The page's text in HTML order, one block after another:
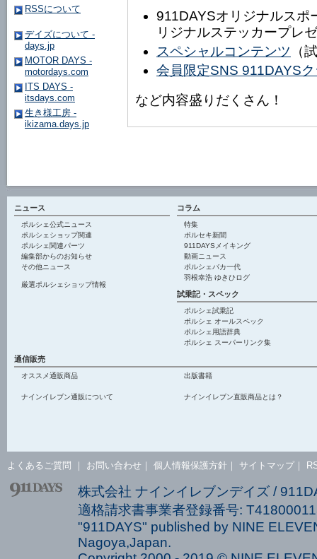
911DAYSオリジナルスポ
リジナルステッカープレ
スペシャルコンテンツ （
会員限定SNS 911DAYS
など内容盛りだくさん！
RSSについて
デイズについて -
days.jp
MOTOR DAYS -
motordays.com
ITS DAYS -
itsdays.com
生き様工房 -
ikizama.days.jp
ニュース
ポルシェ公式ニュース
ポルシェショップ関連
ポルシェ関連パーツ
編集部からのお知らせ
その他ニュース
厳選ポルシェショップ情報
コラム
特集
ポルセキ新聞
911DAYSメイキング
動画ニュース
ポルシェバカ一代
羽根幸浩 ゆきひログ
試乗記・スペック
ポルシェ試乗記
ポルシェ オールスペック
ポルシェ用語辞典
ポルシェ スーパーリンク集
通信販売
オススメ通販商品 出版書籍
ナインイレブン通販について ナインイレブン直販商品とは？
よくあるご質問 ｜ お問い合わせ ｜ 個人情報保護方針 ｜ サイトマップ｜
株式会社 ナインイレブンデイズ /
適格請求書事業者登録番号:
"911DAYS" published by NINE
Nagoya,Japan.